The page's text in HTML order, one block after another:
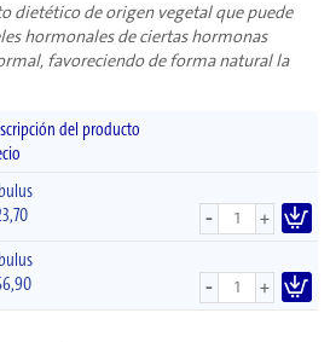
dietético de origen vegetal que puede
hormonales de ciertas hormonas
favoreciendo de forma natural la
del producto
- +
- +